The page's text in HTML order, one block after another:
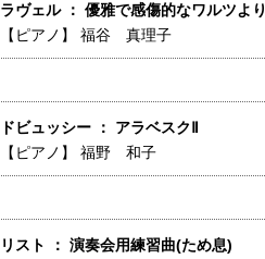
ラヴェル ： 優雅で感傷的なワルツより
【ピアノ】 福谷 真理子
ドビュッシー ： アラベスクⅡ
【ピアノ】 福野 和子
リスト ： 演奏会用練習曲(ため息)